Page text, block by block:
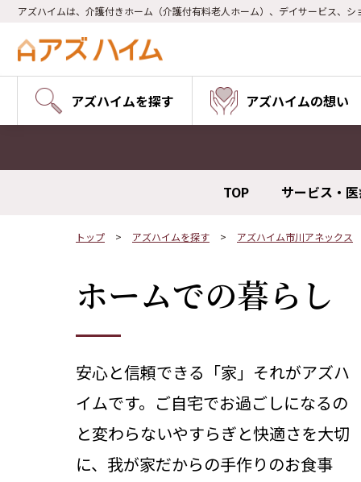
アズハイムは、介護付きホーム（介護付有料老人ホーム）、デイサービス、
アズハイムを探す アズハイムの想い
TOP サービス・
トップ アズハイムを探す アズハイム市川アネックス
ホームでの暮らし
安心と信頼できる「家」それがアズハ
イムです。ご自宅でお過ごしになるの
と変わらないやすらぎと快適さを大切
に、我が家だからの手作りのお食事